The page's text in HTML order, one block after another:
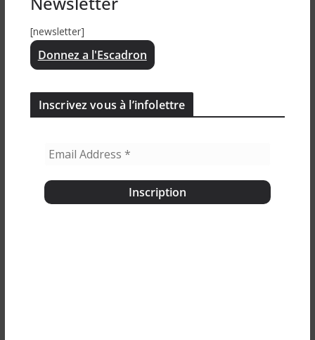
[newsletter]
Donnez a l'Escadron
Inscrivez vous à l’infolettre